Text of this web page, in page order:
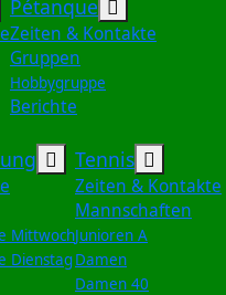
Weitere Informationen:
Pétanque
Zeiten & Kontakte
Gruppen
Hobbygruppe
Berichte
Weitere
Mittwoch
Dienstag
Tennis
Zeiten & Kontakte
Mannschaften
Junioren A
Damen
Damen 40